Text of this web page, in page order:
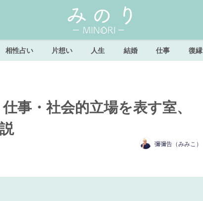
相性占い 片想い 人生 結婚 仕事 復縁
事・社会的立場を表す室、
彌彌告（みみこ）